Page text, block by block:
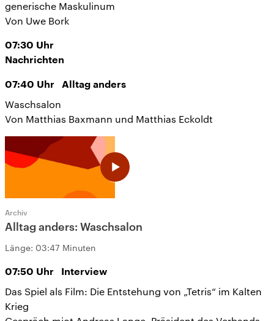
generische Maskulinum
Von Uwe Bork
07:30 Uhr
Nachrichten
07:40 Uhr Alltag anders
Waschsalon
Von Matthias Baxmann und Matthias Eckoldt
Archiv
Alltag anders: Waschsalon
Länge: 03:47 Minuten
07:50 Uhr Interview
Das Spiel als Film: Die Entstehung von „Tetris“ im Kalten
Krieg